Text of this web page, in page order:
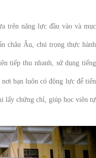
trên năng lực đầu vào và mục
châu Âu, chú trọng thực hành
tiếp thu nhanh, sử dụng tiếng
, nơi bạn luôn có động lực để tiến
lấy chứng chỉ , giúp học viên tự